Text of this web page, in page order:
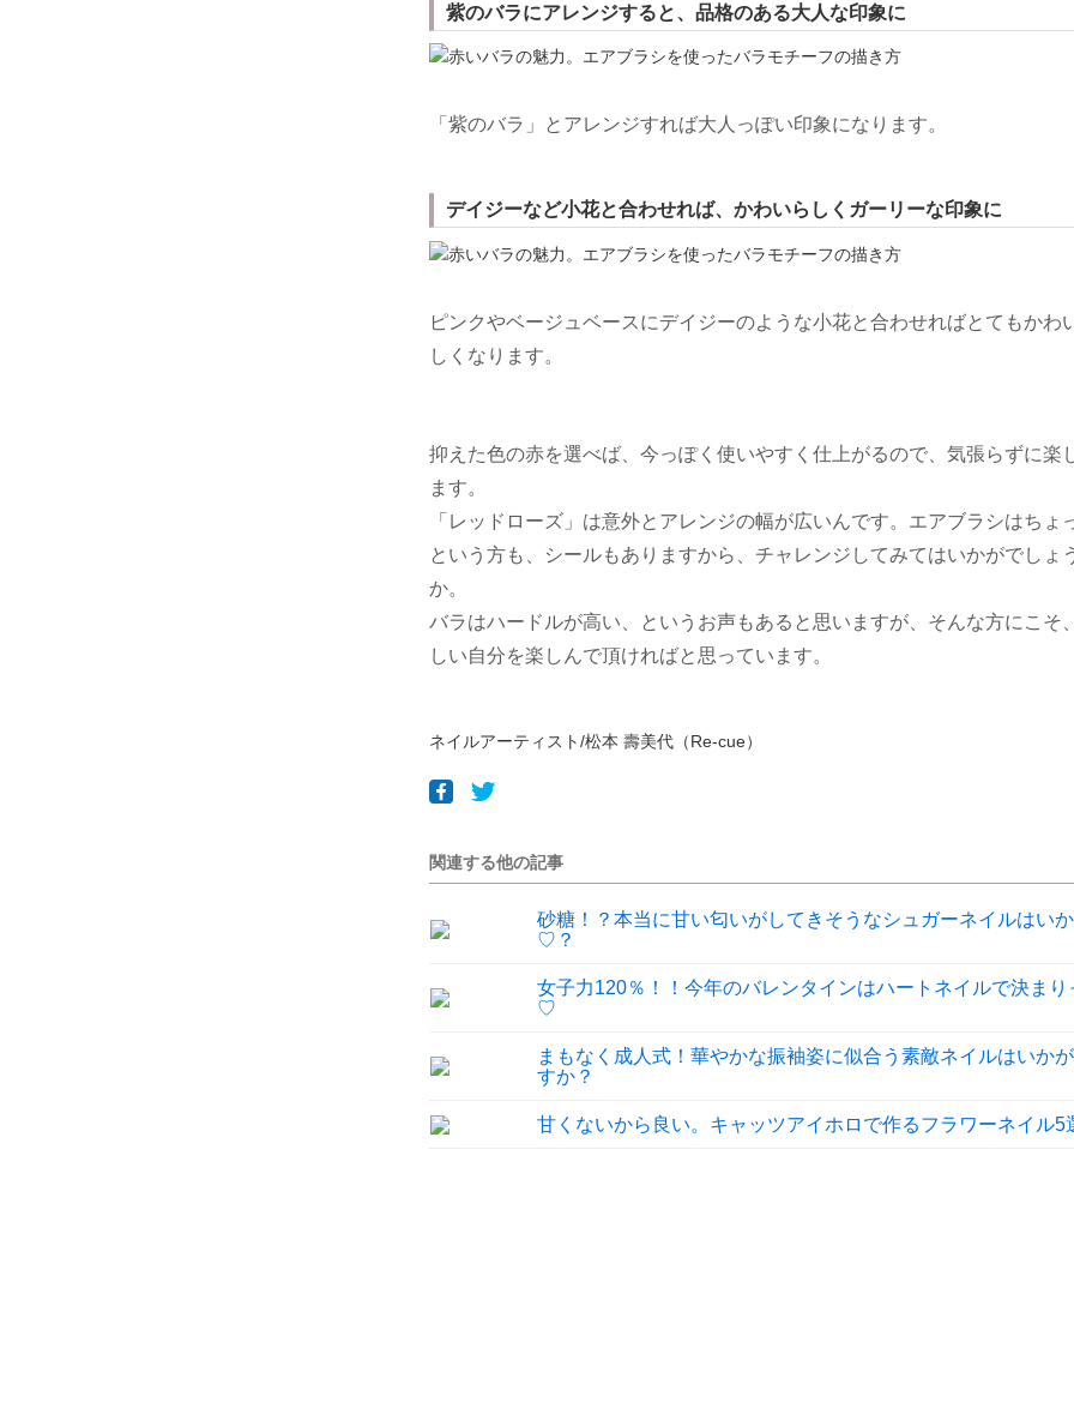
紫のバラにアレンジすると、品格のある大人な印象に
「紫のバラ」とアレンジすれば大人っぽい印象になります。
デイジーなど小花と合わせれば、かわいらしくガーリーな印象に
ピンクやベージュベースにデイジーのような小花と合わせればとてもかわ
しくなります。
抑えた色の赤を選べば、今っぽく使いやすく仕上がるので、気張らずに楽
ます。
「レッドローズ」は意外とアレンジの幅が広いんです。エアブラシはちょ
という方も、シールもありますから、チャレンジしてみてはいかがでしょ
か。
バラはハードルが高い、というお声もあると思いますが、そんな方にこそ
しい自分を楽しんで頂ければと思っています。
ネイルアーティスト/松本 壽美代（Re-cue）
関連する他の記事
砂糖！？本当に甘い匂いがしてきそうなシュガーネイルはい
♡？
女子力120％！！今年のバレンタインはハートネイルで決まり
♡
まもなく成人式！華やかな振袖姿に似合う素敵ネイルはいか
すか？
甘くないから良い。キャッツアイホロで作るフラワーネイル5